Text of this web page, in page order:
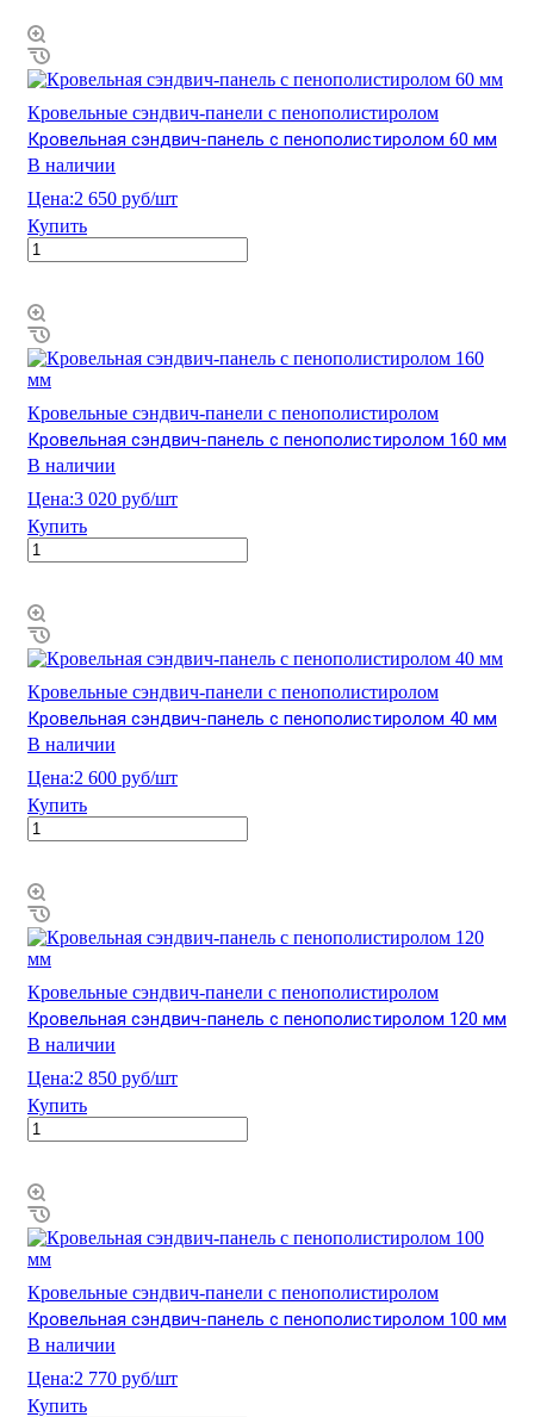
Кровельные сэндвич-панели с пенополистиролом
Кровельная сэндвич-панель с пенополистиролом 60 мм
В наличии
Цена:2 650 руб/шт
Купить
Кровельные сэндвич-панели с пенополистиролом
Кровельная сэндвич-панель с пенополистиролом 160 мм
В наличии
Цена:3 020 руб/шт
Купить
Кровельные сэндвич-панели с пенополистиролом
Кровельная сэндвич-панель с пенополистиролом 40 мм
В наличии
Цена:2 600 руб/шт
Купить
Кровельные сэндвич-панели с пенополистиролом
Кровельная сэндвич-панель с пенополистиролом 120 мм
В наличии
Цена:2 850 руб/шт
Купить
Кровельные сэндвич-панели с пенополистиролом
Кровельная сэндвич-панель с пенополистиролом 100 мм
В наличии
Цена:2 770 руб/шт
Купить